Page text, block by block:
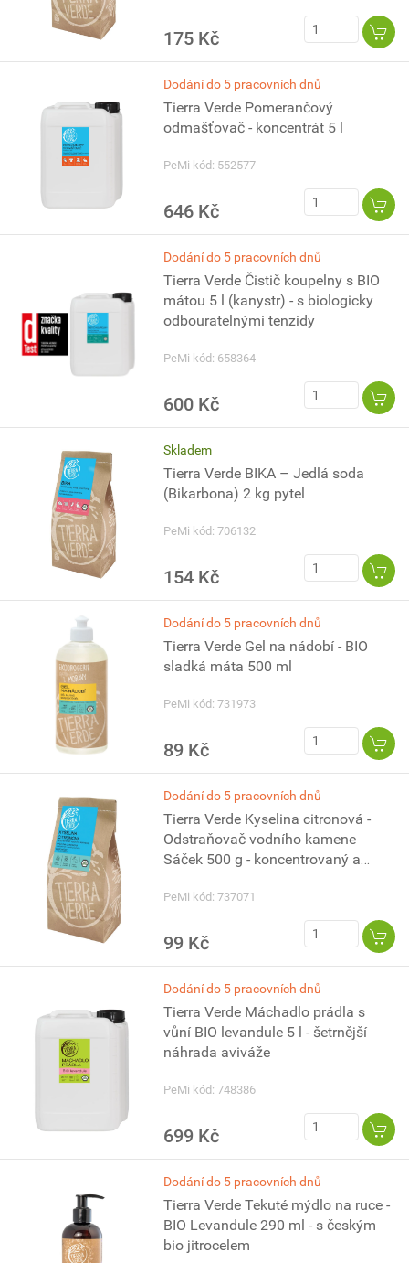
175 Kč
Dodání do 5 pracovních dnů
Tierra Verde Pomerančový
odmašťovač - koncentrát 5 l
PeMi kód: 552577
646 Kč
Dodání do 5 pracovních dnů
Tierra Verde Čistič koupelny s BIO
mátou 5 l (kanystr) - s biologicky
odbouratelnými tenzidy
PeMi kód: 658364
600 Kč
Skladem
Tierra Verde BIKA – Jedlá soda
(Bikarbona) 2 kg pytel
PeMi kód: 706132
154 Kč
Dodání do 5 pracovních dnů
Tierra Verde Gel na nádobí - BIO
sladká máta 500 ml
PeMi kód: 731973
89 Kč
Dodání do 5 pracovních dnů
Tierra Verde Kyselina citronová -
Odstraňovač vodního kamene
Sáček 500 g - koncentrovaný a
PeMi kód: 737071
99 Kč
Dodání do 5 pracovních dnů
Tierra Verde Máchadlo prádla s
vůní BIO levandule 5 l - šetrnější
náhrada aviváže
PeMi kód: 748386
699 Kč
Dodání do 5 pracovních dnů
Tierra Verde Tekuté mýdlo na ruce -
BIO Levandule 290 ml - s českým
bio jitrocelem